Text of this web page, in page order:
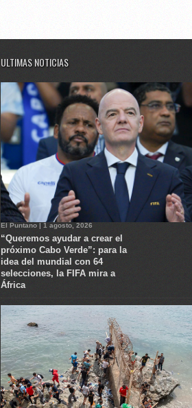
ULTIMAS NOTICIAS
El Puntano | 1 agosto, 2026
“Queremos ayudar a crear el
próximo Cabo Verde”: para la
idea del mundial con 64
selecciones, la FIFA mira a
África